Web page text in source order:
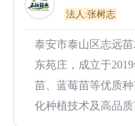
法人:张树志
泰安市泰山区志远
东苑庄，成立于
苗、蓝莓苗等优质
化种植技术及高品